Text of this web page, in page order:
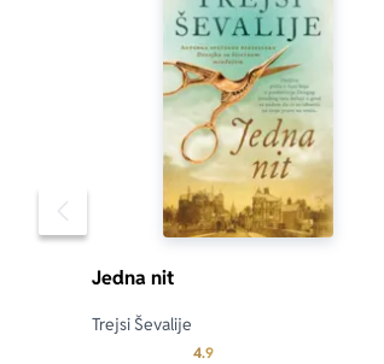
Pomeranje sadržaja slajdera u levo
Jedna nit
Trejsi Ševalije
4.9Prosecna ocena je 4.9 od 5